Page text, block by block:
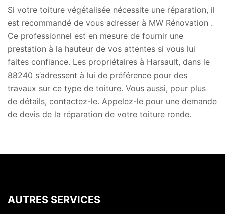
Si votre toiture végétalisée nécessite une réparation, il
est recommandé de vous adresser à MW Rénovation .
Ce professionnel est en mesure de fournir une
prestation à la hauteur de vos attentes si vous lui
faites confiance. Les propriétaires à Harsault, dans le
88240 s’adressent à lui de préférence pour des
travaux sur ce type de toiture. Vous aussi, pour plus
de détails, contactez-le. Appelez-le pour une demande
de devis de la réparation de votre toiture ronde.
AUTRES SERVICES